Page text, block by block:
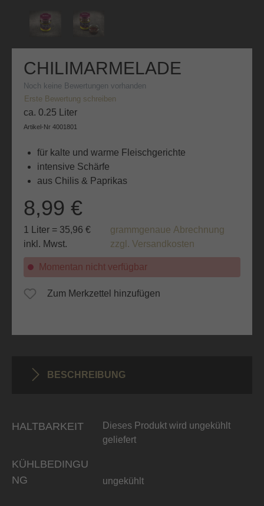
CHILIMARMELADE
Noch keine Bewertungen vorhanden
Erste Bewertung schreiben
ca. 0.25 Liter
Artikel-Nr 4001801
für kalte und warme Fleischgerichte
intensive Schärfe
aus Chilis & Paprikas
8,99 €
1 Liter = 35,96 €
grammgenaue Abrechnung
inkl. Mwst.
zzgl. Versandkosten
Momentan nicht verfügbar
Zum Merkzettel hinzufügen
BESCHREIBUNG
HALTBARKEIT
Dieses Produkt wird ungekühlt
geliefert
KÜHLBEDINGU
NG
ungekühlt